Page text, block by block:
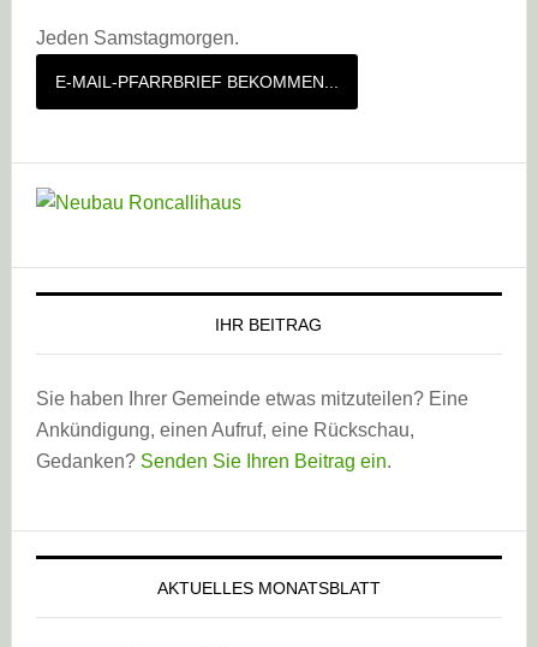
Jeden Samstagmorgen.
E-MAIL-PFARRBRIEF BEKOMMEN...
IHR BEITRAG
Sie haben Ihrer Gemeinde etwas mitzuteilen? Eine
Ankündigung, einen Aufruf, eine Rückschau,
Gedanken? Senden Sie Ihren Beitrag ein.
AKTUELLES MONATSBLATT